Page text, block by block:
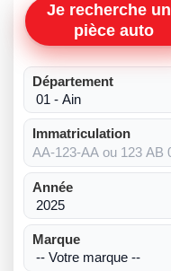
Je recherche
pièce auto
Département
Immatriculation
Année
Marque